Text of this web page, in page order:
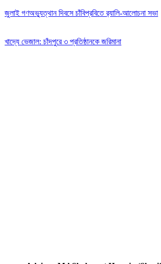
জুলাই গণঅভ্যুত্থান দিবসে চাঁবিপ্রবিতে র‍্যালি-আলোচনা সভা
খাদ্যে ভেজাল: চাঁদপুরে ৩ প্রতিষ্ঠানকে জরিমানা